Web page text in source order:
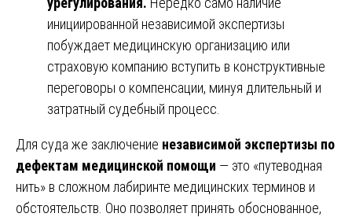
инициированной независимой экспертизы
побуждает медицинскую организацию или
страховую компанию вступить в конструктивные
переговоры о компенсации, минуя длительный и
затратный судебный процесс.
Для суда же заключение независимой экспертизы по
дефектам медицинской помощи — это «путеводная
нить» в сложном лабиринте медицинских терминов и
обстоятельств. Оно позволяет принять обоснованное,